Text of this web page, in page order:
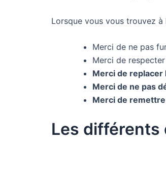
Lorsque vous vous trouvez
Merci de ne pas
Merci de
Merci de replacer
Merci de ne pas
Merci de
Les différents